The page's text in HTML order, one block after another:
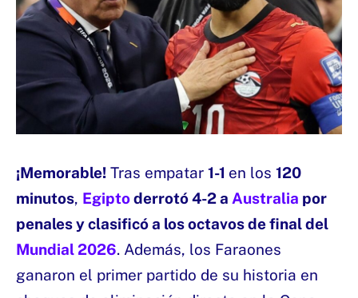
¡Memorable! Tras empatar 1-1 en los 120
minutos, Egiptoderrotó 4-2 a Australia por
penales y clasificó a los octavos de final del
Mundial 2026. Además, los Faraones
ganaron el primer partido de su historia en